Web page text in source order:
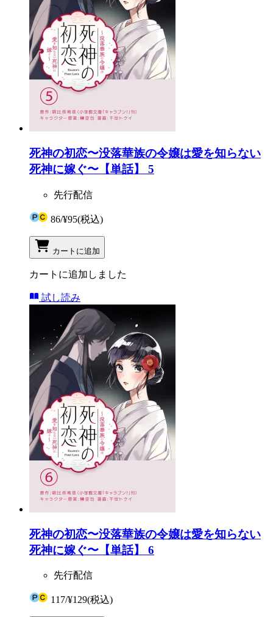
死神の初恋〜没落華族の令嬢は愛を知らない
死神に嫁ぐ〜【単話】 5
先行配信
86/¥95(税込)
カートに追加
カートに追加しました
試し読み
死神の初恋〜没落華族の令嬢は愛を知らない
死神に嫁ぐ〜【単話】 6
先行配信
117/¥129(税込)